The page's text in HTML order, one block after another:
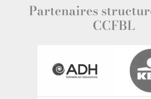
Partenaires
CCFBL